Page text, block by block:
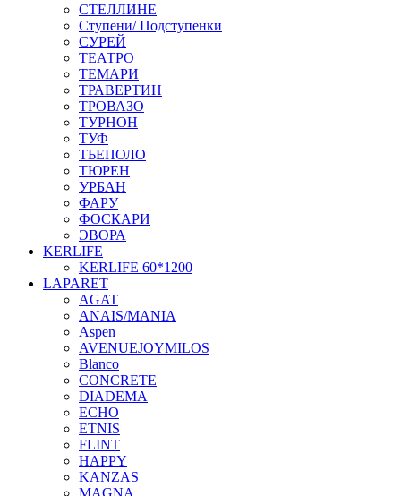
СТЕЛЛИНЕ
Ступени/ Подступенки
СУРЕЙ
ТЕАТРО
ТЕМАРИ
ТРАВЕРТИН
ТРОВАЗО
ТУРНОН
ТУФ
ТЬЕПОЛО
ТЮРЕН
УРБАН
ФАРУ
ФОСКАРИ
ЭВОРА
KERLIFE
KERLIFE 60*1200
LAPARET
AGAT
ANAIS/MANIA
Aspen
AVENUEJOYMILOS
Blanco
CONCRETE
DIADEMA
ECHO
ETNIS
FLINT
HAPPY
KANZAS